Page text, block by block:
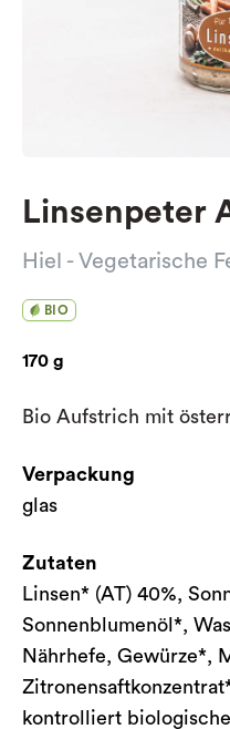
Linsenpeter
Hiel - Vegetarische
BIO
170 g
Bio Aufstrich mit
Verpackung
glas
Zutaten
Linsen* (AT) 40%,
Sonnenblumenöl*,
Nährhefe, Gewürze*,
kontrolliert